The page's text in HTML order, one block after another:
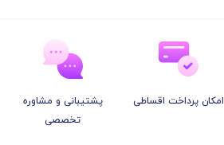
امکان پرداخت اقساطی
پشتیبانی و مشاوره
تخصصی